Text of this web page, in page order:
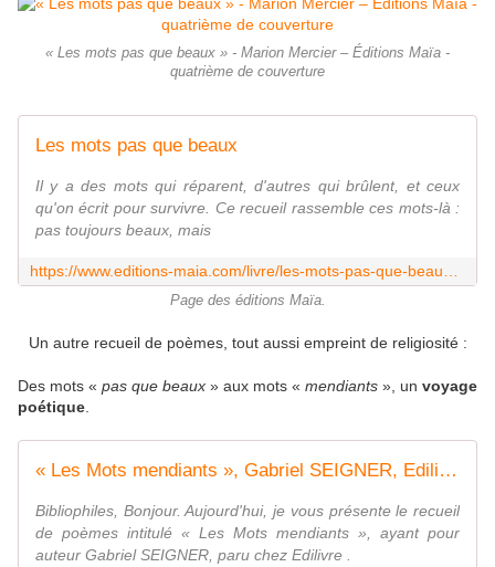
« Les mots pas que beaux » - Marion Mercier – Éditions Maïa -
quatrième de couverture
Les mots pas que beaux
Il y a des mots qui réparent, d'autres qui brûlent, et ceux
qu'on écrit pour survivre. Ce recueil rassemble ces mots-là :
pas toujours beaux, mais
Page des éditions Maïa.
Un autre recueil de poèmes, tout aussi empreint de religiosité :
Des mots « pas que beaux » aux mots « mendiants », un voyage
poétique
« Les Mots mendiants », Gabriel SEIGNER, Edilivre
Bibliophiles, Bonjour. Aujourd'hui, je vous présente le recueil
de poèmes intitulé « Les Mots mendiants », ayant pour
auteur Gabriel SEIGNER, paru chez Edilivre .